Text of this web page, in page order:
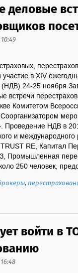
деловые
в XIV
(НДВ) 24-25
встречи
Комитетом
Проведение НДВ в
и
RE, Капитал
Промышленная
250 человек,
,
войти в